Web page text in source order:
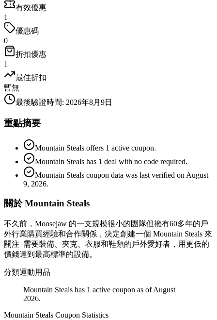
有效優惠
1
優惠碼
0
折扣優惠
1
最佳折扣
暫無
最後驗證時間: 2026年8月9日
重點摘要
Mountain Steals offers 1 active coupon.
Mountain Steals has 1 deal with no code required.
Mountain Steals coupon data was last verified on August
9, 2026.
關於 Mountain Steals
不久前，Moosejaw 的一支規模很小的團隊但擁有60多年的戶
外行業購買經驗和合作關係，決定創建一個 Mountain Steals 來
關注–需要裝備、夾克、衣服和鞋類的戶外愛好者，用更低的
價錢達到最高標準的設備。
分類運動用品
Mountain Steals has 1 active coupon as of August
2026.
Mountain Steals Coupon Statistics